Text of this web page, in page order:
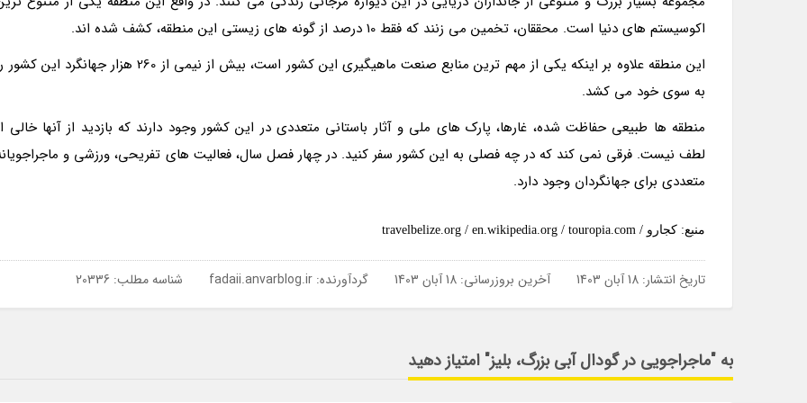
اکوسیستم های دنیا است. محققان، تخمین می زنند که فقط 10 درصد از گونه های زیستی این منطقه، کشف شده اند.
این منطقه علاوه بر اینکه یکی از مهم ترین منابع صنعت ماهیگیری این کشور است، بیش از نیمی از 260 هزار جهانگرد این
به سوی خود می کشد.
منطقه ها طبیعی حفاظت شده، غارها، پارک های ملی و آثار باستانی متعددی در این کشور وجود دارند که بازدید از آنها خالی
لطف نیست. فرقی نمی کند که در چه فصلی به این کشور سفر کنید. در چهار فصل سال، فعالیت های تفریحی، ورزشی و
متعددی برای جهانگردان وجود دارد.
منبع: کجارو / travelbelize.org / en.wikipedia.org / touropia.com
تاریخ انتشار: 18 آبان 1403 آخرین بروزرسانی: 18 آبان 1403 گردآورنده: fadaii.anvarblog.ir شناسه مطلب: 20336
به "ماجراجویی در گودال آبی بزرگ، بلیز" امتیاز دهید